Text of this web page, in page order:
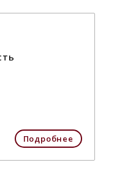
Подробнее